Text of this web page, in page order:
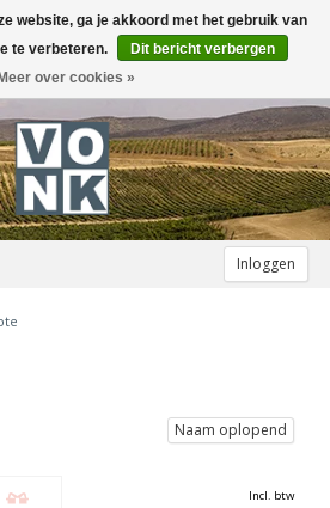
Inloggen
Naam oplopend
Incl. btw
website, ga je akkoord met het gebruik van
te verbeteren.
Dit bericht verbergen
Meer over cookies »